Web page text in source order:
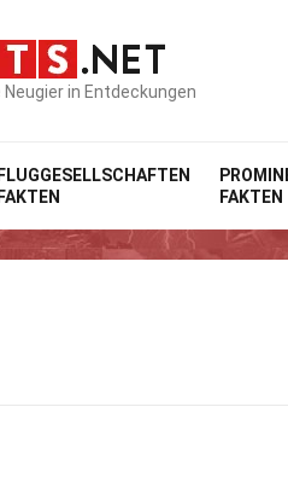
in Entdeckungen
FLUGGESELLSCHAFTEN
FAKTEN
FAKTEN